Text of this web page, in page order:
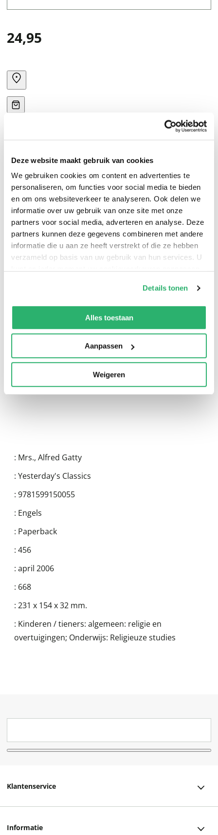
Deze website maakt gebruik van cookies
We gebruiken cookies om content en advertenties te
personaliseren, om functies voor social media te bieden
en om ons websiteverkeer te analyseren. Ook delen we
informatie over uw gebruik van onze site met onze
partners voor social media, adverteren en analyse. Deze
partners kunnen deze gegevens combineren met andere
informatie die u aan ze heeft verstrekt of die ze hebben
verzameld op basis van uw gebruik van hun services. U
kunnen ontvangen en verwerken.
Details tonen
Alles toestaan
Aanpassen
Weigeren
24,95
Parables for children inspired by nature. This collection
includes all 29 stories from the first, second, third, and
fourth series, originally published in separate volumes.
0|0
: Mrs., Alfred Gatty
: Yesterday's Classics
: 9781599150055
: Engels
: Paperback
: 456
: april 2006
: 668
: 231 x 154 x 32 mm.
: Kinderen / tieners: algemeen: religie en
overtuigingen; Onderwijs: Religieuze studies
Klantenservice
Informatie